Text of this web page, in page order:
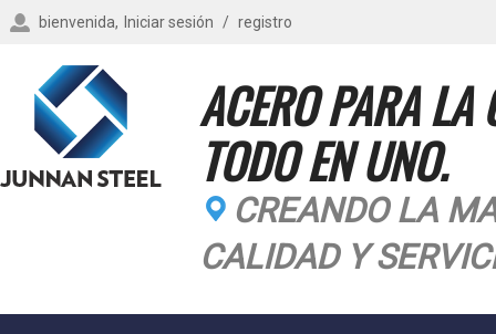
bienvenida, Iniciar sesión / registro
ACERO PARA LA
TODO EN UNO.
CREANDO LA
CALIDAD Y